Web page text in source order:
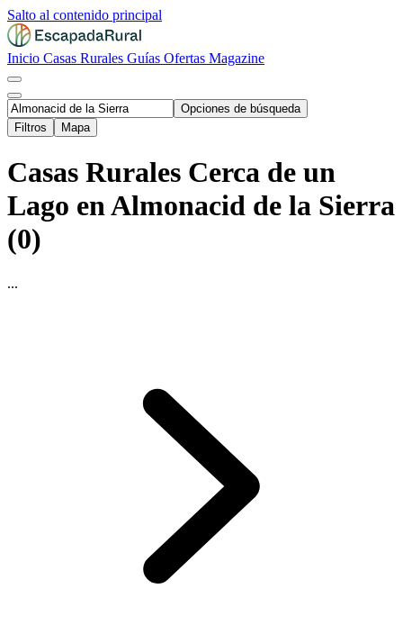
Salto al contenido principal
Inicio Casas Rurales Guías Ofertas Magazine
Opciones de búsqueda
Filtros
Mapa
Casas Rurales Cerca de un
Lago en Almonacid de la Sierra
(0)
...